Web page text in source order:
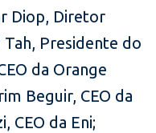
Diop, Diretor
Tah, Presidente do
da Orange
Beguir, CEO da
CEO da Eni;